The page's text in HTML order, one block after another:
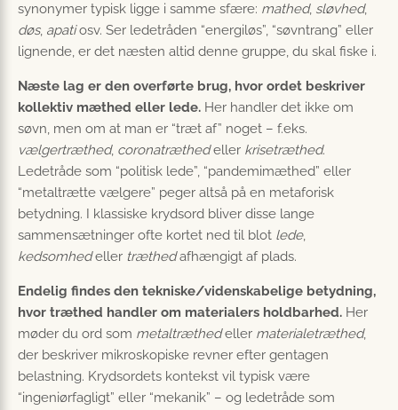
synonymer typisk ligge i samme sfære: mathed, sløvhed,
døs, apat​iosv. Ser ledetråden “energiløs”, “søvntrang” eller
lignende, er det næsten altid denne gruppe, du skal fiske i.
Næste lag er den overførte brug, hvor ordet beskriver
kollektiv mæthed eller lede. Her handler det ikke om
søvn, men om at man er “træt af” noget – f.eks.
vælgertræthed, coronatræthedeller krisetræthed.
Ledetråde som “politisk lede”, “pandemimæthed” eller
“metaltrætte vælgere” peger altså på en metaforisk
betydning. I klassiske krydsord bliver disse lange
sammensætninger ofte kortet ned til blot lede,
kedsomhedeller træthedafhængigt af plads.
Endelig findes den tekniske/videnskabelige betydning,
hvor træthed handler om materialers holdbarhed. Her
møder du ord som metaltræthedeller materialetræthed,
der beskriver mikroskopiske revner efter gentagen
belastning. Krydsordets kontekst vil typisk være
“ingeniørfagligt” eller “mekanik” – og ledetråde som